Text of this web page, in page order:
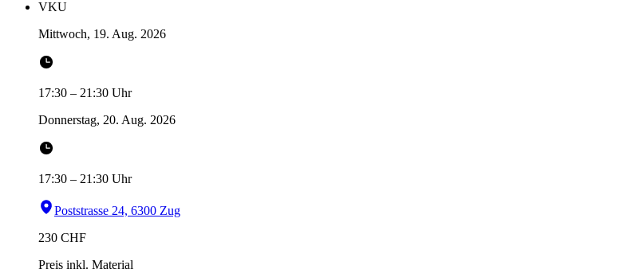
VKU
Mittwoch, 19. Aug. 2026
17:30 – 21:30 Uhr
Donnerstag, 20. Aug. 2026
17:30 – 21:30 Uhr
Poststrasse 24, 6300 Zug
230 CHF
Preis inkl. Material